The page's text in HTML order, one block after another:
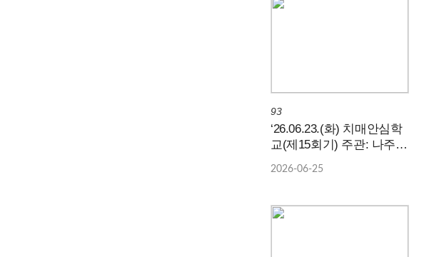
93
‘26.06.23.(화) 치매안심학
교(제15회기) 주관: 나주시
나주숲체원
2026-06-25